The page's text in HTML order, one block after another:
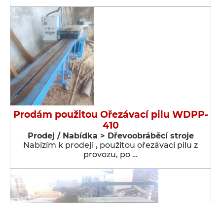
Prodám použitou Ořezávací pilu WDPP-
410
Prodej / Nabídka > Dřevoobráběcí stroje
Nabízím k prodeji , použitou ořezávací pilu z
provozu, po …